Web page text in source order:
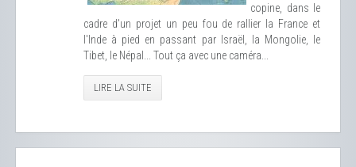
copine, dans le
cadre d'un projet un peu fou de rallier la France et
l'Inde à pied en passant par Israël, la Mongolie, le
Tibet, le Népal... Tout ça avec une caméra...
LIRE LA SUITE